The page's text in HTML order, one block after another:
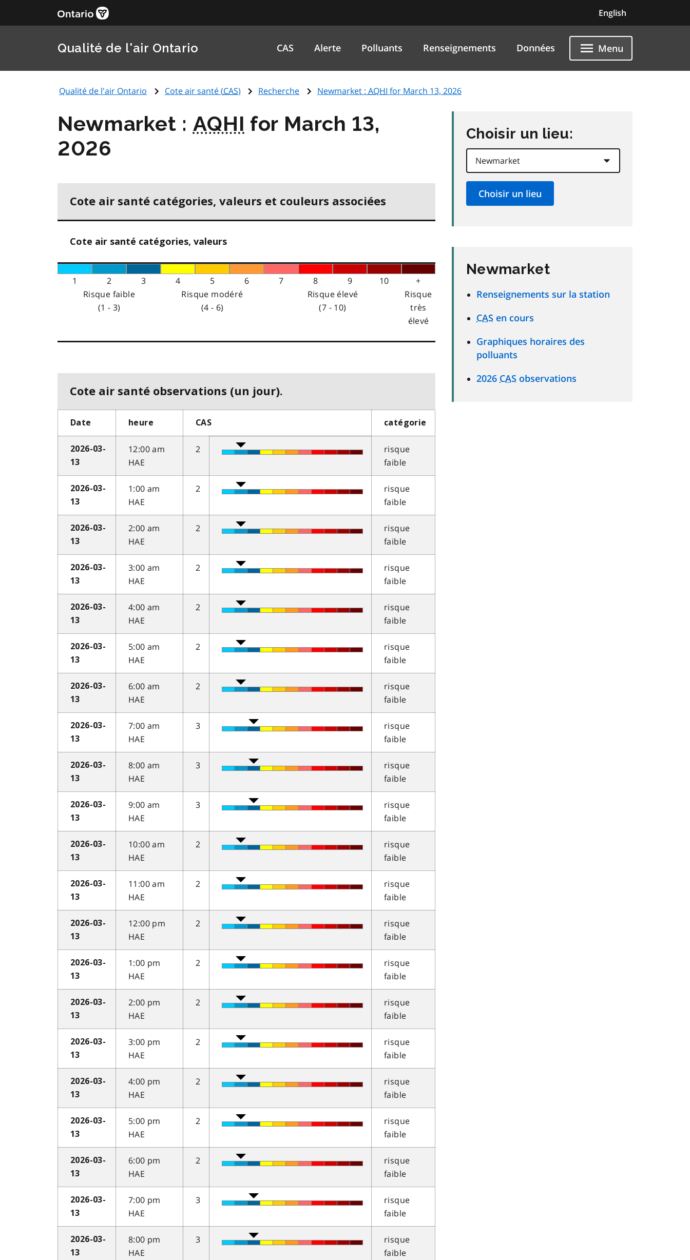
English
Qualité de l'air Ontario CAS Alerte Polluants Renseignements Données Menu
Qualité de l'air Ontario Cote air santé (CAS) Recherche Newmarket : AQHI for March 13, 2026
Newmarket : AQHI for March 13,
2026
Cote air santé catégories, valeurs et couleurs associées
Cote air santé catégories, valeurs
1 2 3 4 5 6 7 8 9 10
+
Risque faible
(1 - 3)
Risque modéré
(4 - 6)
Risque élevé
(7 - 10)
Risque
très
élevé
Cote air santé observations (un jour).
Date heure CAS catégorie
2026-03-
13
12:00 am
HAE
2
risque
faible
2026-03-
13
1:00 am
HAE
2
risque
faible
2026-03-
13
2:00 am
HAE
2
risque
faible
2026-03-
13
3:00 am
HAE
2
risque
faible
2026-03-
13
4:00 am
HAE
2
risque
faible
2026-03-
13
5:00 am
HAE
2
risque
faible
2026-03-
13
6:00 am
HAE
2
risque
faible
2026-03-
13
7:00 am
HAE
3
risque
faible
2026-03-
13
8:00 am
HAE
3
risque
faible
2026-03-
13
9:00 am
HAE
3
risque
faible
2026-03-
13
10:00 am
HAE
2
risque
faible
2026-03-
13
11:00 am
HAE
2
risque
faible
2026-03-
13
12:00 pm
HAE
2
risque
faible
2026-03-
13
1:00 pm
HAE
2
risque
faible
2026-03-
13
2:00 pm
HAE
2
risque
faible
2026-03-
13
3:00 pm
HAE
2
risque
faible
2026-03-
13
4:00 pm
HAE
2
risque
faible
2026-03-
13
5:00 pm
HAE
2
risque
faible
2026-03-
13
6:00 pm
HAE
2
risque
faible
2026-03-
13
7:00 pm
HAE
3
risque
faible
2026-03-
13
8:00 pm
HAE
3
risque
faible
Choisir un lieu:
Newmarket
Renseignements sur la station
CAS en cours
Graphiques horaires des
polluants
2026 CAS observations